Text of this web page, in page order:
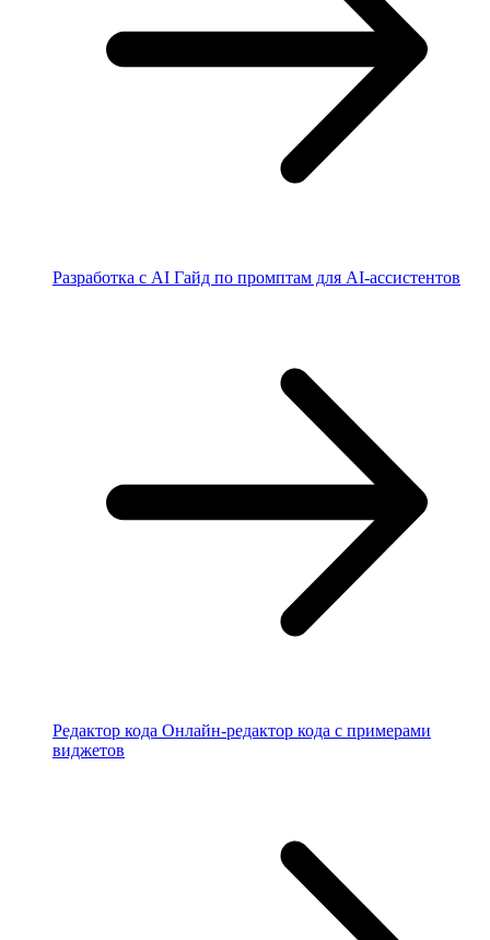
Разработка с AI Гайд по промптам для AI-ассистентов
Редактор кода Онлайн-редактор кода с примерами
виджетов